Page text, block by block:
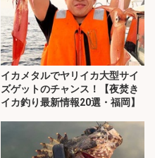
イカメタルでヤリイカ大型サイ
ズゲットのチャンス！【夜焚き
イカ釣り最新情報20選・福岡】